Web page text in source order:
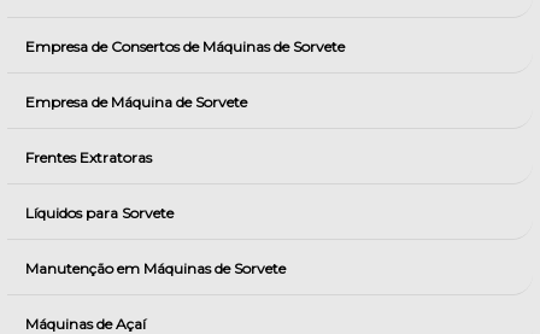
Empresa de Consertos de Máquinas de Sorvete
Empresa de Máquina de Sorvete
Frentes Extratoras
Líquidos para Sorvete
Manutenção em Máquinas de Sorvete
Máquinas de Açaí